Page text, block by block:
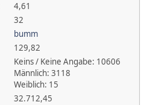
4,61
32
bumm
129,82
Keins / Keine Angabe: 10606
Männlich: 3118
Weiblich: 15
32.712,45